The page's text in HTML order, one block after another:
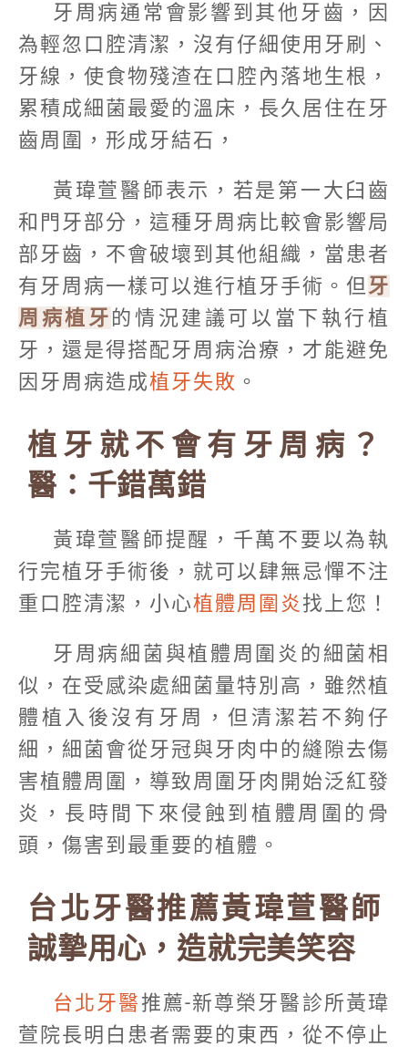
牙周病通常會影響到其他牙齒，因
為輕忽口腔清潔，沒有仔細使用牙刷、
牙線，使食物殘渣在口腔內落地生根，
累積成細菌最愛的溫床，長久居住在牙
齒周圍，形成牙結石，
黃瑋萱醫師表示，若是第一大臼齒
和門牙部分，這種牙周病比較會影響局
部牙齒，不會破壞到其他組織，當患者
有牙周病一樣可以進行植牙手術。但 牙
周病植牙 的情況建議可以當下執行植
牙，還是得搭配牙周病治療，才能避免
因牙周病造成植牙失敗 。
植牙就不會有牙周病？
醫：千錯萬錯
黃瑋萱醫師提醒，千萬不要以為執
行完植牙手術後，就可以肆無忌憚不注
重口腔清潔，小心植體周圍炎 找上您！
牙周病細菌與植體周圍炎的細菌相
似，在受感染處細菌量特別高，雖然植
體植入後沒有牙周，但清潔若不夠仔
細，細菌會從牙冠與牙肉中的縫隙去傷
害植體周圍，導致周圍牙肉開始泛紅發
炎，長時間下來侵蝕到植體周圍的骨
頭，傷害到最重要的植體。
台北牙醫推薦黃瑋萱醫師
誠摯用心，造就完美笑容
台北牙醫 推薦-新尊榮牙醫診所黃瑋
萱院長明白患者需要的東西，從不停止